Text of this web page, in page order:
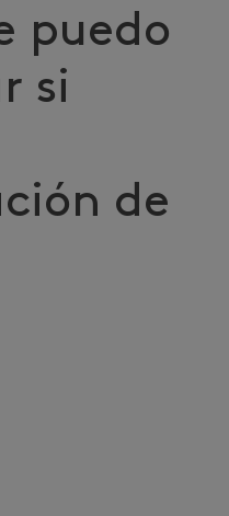
puedo
si
de